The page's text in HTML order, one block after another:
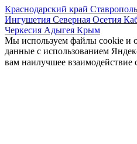
Краснодарский край
Ингушетия Северная Осетия
Черкесия Адыгея Крым
Мы используем файлы cookie и
данные с использованием
вам наилучшее взаимодействие